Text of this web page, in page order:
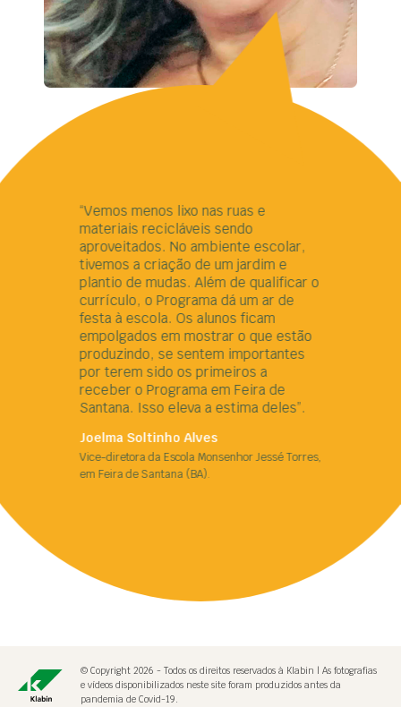
“Vemos menos lixo nas ruas e
materiais recicláveis sendo
aproveitados. No ambiente escolar,
tivemos a criação de um jardim e
plantio de mudas. Além de qualificar o
currículo, o Programa dá um ar de
festa à escola. Os alunos ficam
empolgados em mostrar o que estão
produzindo, se sentem importantes
por terem sido os primeiros a
receber o Programa em Feira de
Santana. Isso eleva a estima deles”.
Joelma Soltinho Alves
Vice-diretora da Escola Monsenhor Jessé Torres,
em Feira de Santana (BA).
© Copyright 2026 - Todos os direitos reservados à Klabin | As fotografias
e vídeos disponibilizados neste site foram produzidos antes da
pandemia de Covid-19.